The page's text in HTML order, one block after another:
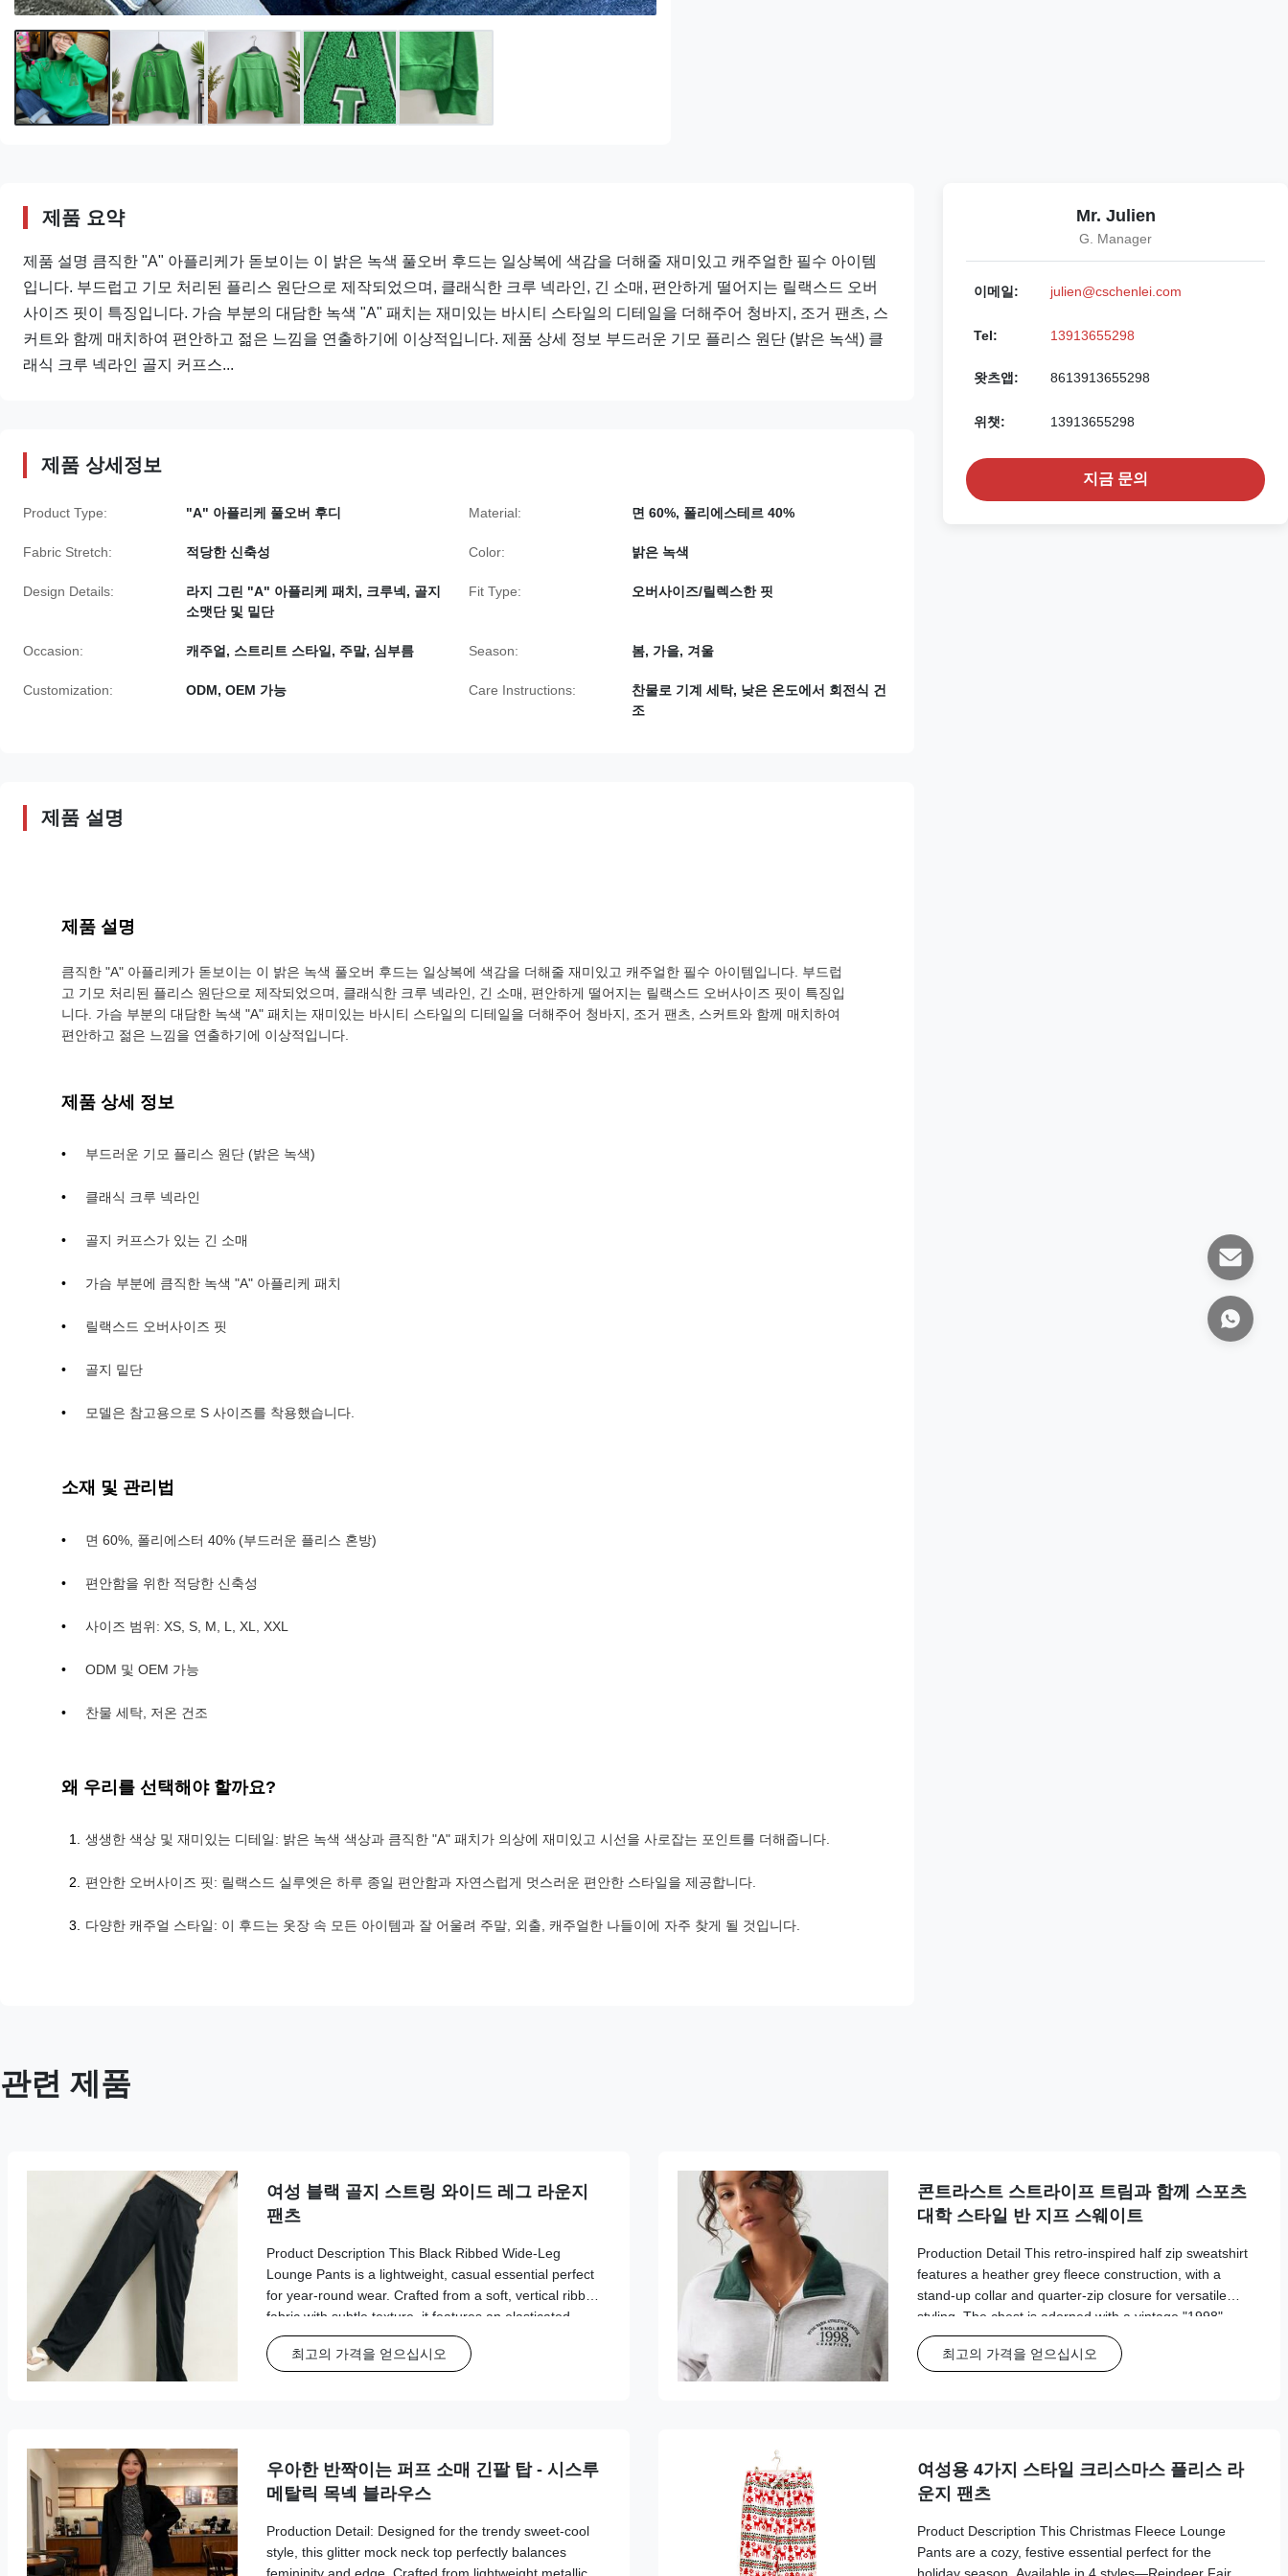
제품 요약
제품 설명 큼직한 "A" 아플리케가 돋보이는 이 밝은 녹색 풀오버 후드는 일상복에 색감을 더해줄 재미있고 캐주얼한 필수 아이템
입니다. 부드럽고 기모 처리된 플리스 원단으로 제작되었으며, 클래식한 크루 넥라인, 긴 소매, 편안하게 떨어지는 릴랙스드 오버
사이즈 핏이 특징입니다. 가슴 부분의 대담한 녹색 "A" 패치는 재미있는 바시티 스타일의 디테일을 더해주어 청바지, 조거 팬츠, 스
커트와 함께 매치하여 편안하고 젊은 느낌을 연출하기에 이상적입니다. 제품 상세 정보 부드러운 기모 플리스 원단 (밝은 녹색) 클
래식 크루 넥라인 골지 커프스...
제품 상세정보
Product Type: "A" 아플리케 풀오버 후디 Material: 면 60%, 폴리에스테르 40%
Fabric Stretch: 적당한 신축성 Color: 밝은 녹색
Design Details:
라지 그린 "A" 아플리케 패치, 크루넥, 골지
소맷단 및 밑단
Fit Type: 오버사이즈/릴렉스한 핏
Occasion: 캐주얼, 스트리트 스타일, 주말, 심부름 Season: 봄, 가을, 겨울
Customization: ODM, OEM 가능 Care Instructions:
찬물로 기계 세탁, 낮은 온도에서 회전식 건
조
제품 설명
제품 설명
큼직한 "A" 아플리케가 돋보이는 이 밝은 녹색 풀오버 후드는 일상복에 색감을 더해줄 재미있고 캐주얼한 필수 아이템입니다. 부드럽
고 기모 처리된 플리스 원단으로 제작되었으며, 클래식한 크루 넥라인, 긴 소매, 편안하게 떨어지는 릴랙스드 오버사이즈 핏이 특징입
니다. 가슴 부분의 대담한 녹색 "A" 패치는 재미있는 바시티 스타일의 디테일을 더해주어 청바지, 조거 팬츠, 스커트와 함께 매치하여
편안하고 젊은 느낌을 연출하기에 이상적입니다.
제품 상세 정보
부드러운 기모 플리스 원단 (밝은 녹색)
클래식 크루 넥라인
골지 커프스가 있는 긴 소매
가슴 부분에 큼직한 녹색 "A" 아플리케 패치
릴랙스드 오버사이즈 핏
골지 밑단
모델은 참고용으로 S 사이즈를 착용했습니다.
소재 및 관리법
면 60%, 폴리에스터 40% (부드러운 플리스 혼방)
편안함을 위한 적당한 신축성
사이즈 범위: XS, S, M, L, XL, XXL
ODM 및 OEM 가능
찬물 세탁, 저온 건조
왜 우리를 선택해야 할까요?
생생한 색상 및 재미있는 디테일: 밝은 녹색 색상과 큼직한 "A" 패치가 의상에 재미있고 시선을 사로잡는 포인트를 더해줍니다.
편안한 오버사이즈 핏: 릴랙스드 실루엣은 하루 종일 편안함과 자연스럽게 멋스러운 편안한 스타일을 제공합니다.
다양한 캐주얼 스타일: 이 후드는 옷장 속 모든 아이템과 잘 어울려 주말, 외출, 캐주얼한 나들이에 자주 찾게 될 것입니다.
Mr. Julien
G. Manager
이메일: julien@cschenlei.com
Tel: 13913655298
왓츠앱: 8613913655298
위챗: 13913655298
지금 문의
관련 제품
여성 블랙 골지 스트링 와이드 레그 라운지
팬츠
Product Description This Black Ribbed Wide-Leg
Lounge Pants is a lightweight, casual essential perfect
for year-round wear. Crafted from a soft, vertical ribbed
fabric with subtle texture, it features an elasticated
waistband with a drawstring tie for a customizable fit,
functional side pockets, and a relaxed wide-leg
최고의 가격을 얻으십시오
콘트라스트 스트라이프 트림과 함께 스포츠
대학 스타일 반 지프 스웨이트
Production Detail This retro-inspired half zip sweatshirt
features a heather grey fleece construction, with a
stand-up collar and quarter-zip closure for versatile
styling. The chest is adorned with a vintage "1998"
graphic print, while the cuffs and hem are finished with
contrasting green and white striped ribbing for a classic
최고의 가격을 얻으십시오
우아한 반짝이는 퍼프 소매 긴팔 탑 - 시스루
메탈릭 목넥 블라우스
Production Detail: Designed for the trendy sweet-cool
style, this glitter mock neck top perfectly balances
여성용 4가지 스타일 크리스마스 플리스 라
운지 팬츠
Product Description This Christmas Fleece Lounge
Pants are a cozy, festive essential perfect for the